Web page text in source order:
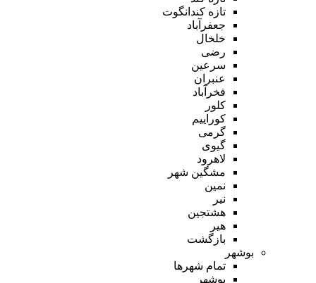
تازه کندانگوت
جعفرآباد
خلخال
رضی
سرعین
عنبران
فخرآباد
کلور
کوراییم
گرمی
گیوی
لاهرود
مشگین شهر
نمین
نیر
هشتجین
هیر
بازگشت
بوشهر
تمام شهر‌ها
بوشهر